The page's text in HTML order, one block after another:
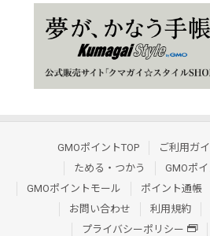
GMOポイントTOP ご利用ガ
ためる・つかう
GMOポ
GMOポイントモール
ポイント通帳
お問い合わせ
利用規約
プライバシーポリシー